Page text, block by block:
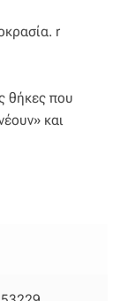
r
θήκες που
και